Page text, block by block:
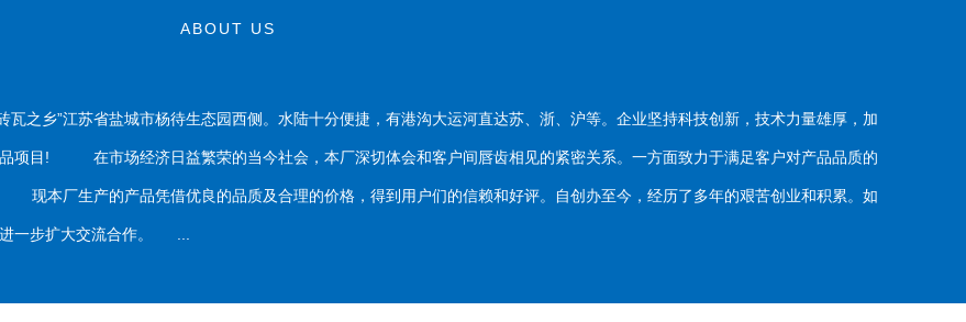
ABOUT US
乡”江苏省盐城市杨待生态园西侧。水陆十分便捷，有港沟大运河直达苏、浙、沪等。企业坚持科技创新，技术力量雄厚，加
项目! 在市场经济日益繁荣的当今社会，本厂深切体会和客户间唇齿相见的紧密关系。一方面致力于满足客户对产品品质的
本厂生产的产品凭借优良的品质及合理的价格，得到用户们的信赖和好评。自创办至今，经历了多年的艰苦创业和积累。如
进一步扩大交流合作。 ...